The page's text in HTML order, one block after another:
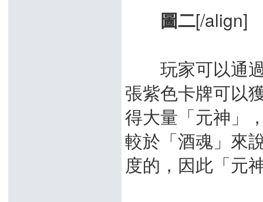
圖二[/align]
玩家可以通過
張紫色卡牌可以
得大量「元神」
較於「酒魂」來
度的，因此「元